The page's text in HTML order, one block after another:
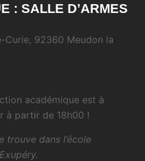
: SALLE D’ARMES
Curie, 92360 Meudon la
académique est à
à partir de 18h00 !
trouve dans l’école